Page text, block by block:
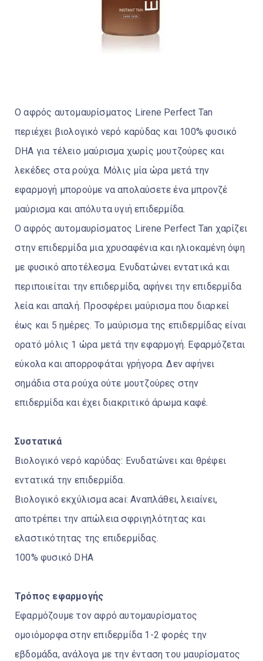
Ο αφρός αυτομαυρίσματος Lirene Perfect Tan
περιέχει βιολογικό νερό καρύδας και 100% φυσικό
DHA για τέλειο μαύρισμα χωρίς μουτζούρες και
λεκέδες στα ρούχα. Μόλις μία ώρα μετά την
εφαρμογή μπορούμε να απολαύσετε ένα μπρονζέ
μαύρισμα και απόλυτα υγιή επιδερμίδα.
Ο αφρός αυτομαυρίσματος Lirene Perfect Tan χαρίζει
στην επιδερμίδα μια χρυσαφένια και ηλιοκαμένη όψη
με φυσικό αποτέλεσμα. Ενυδατώνει εντατικά και
περιποιείται την επιδερμίδα, αφήνει την επιδερμίδα
λεία και απαλή. Προσφέρει μαύρισμα που διαρκεί
έως και 5 ημέρες. Το μαύρισμα της επιδερμίδας είναι
ορατό μόλις 1 ώρα μετά την εφαρμογή. Εφαρμόζεται
εύκολα και απορροφάται γρήγορα. Δεν αφήνει
σημάδια στα ρούχα ούτε μουτζούρες στην
επιδερμίδα και έχει διακριτικό άρωμα καφέ.
Συστατικά
Βιολογικό νερό καρύδας: Ενυδατώνει και θρέφει
εντατικά την επιδερμίδα.
Βιολογικό εκχύλισμα acai: Αναπλάθει, λειαίνει,
αποτρέπει την απώλεια σφριγηλότητας και
ελαστικότητας της επιδερμίδας.
100% φυσικό DHA
Τρόπος εφαρμογής
Εφαρμόζουμε τον αφρό αυτομαυρίσματος
ομοιόμορφα στην επιδερμίδα 1-2 φορές την
εβδομάδα, ανάλογα με την ένταση του μαυρίσματος